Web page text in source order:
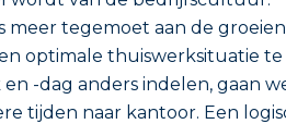
meer tegemoet aan de
optimale thuiswerksituatie te
-dag anders indelen, gaan
tijden naar kantoor. Een